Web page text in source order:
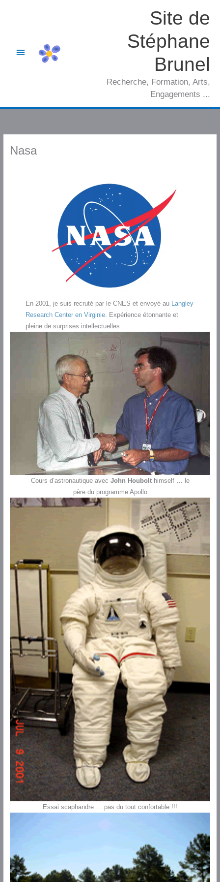
Site de
Stéphane
Brunel
Recherche, Formation, Arts,
Engagements ...
Menu
Nasa
En 2001, je suis recruté par le CNES et envoyé au Langley
Research Center en Virginie . Expérience étonnante et
pleine de surprises intellectuelles …
Cours d’astronautique avec John Houbolthimself … le
père du programme Apollo
Essai scaphandre … pas du tout confortable !!!